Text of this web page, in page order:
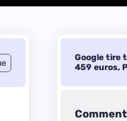
Google tire
459 euros,